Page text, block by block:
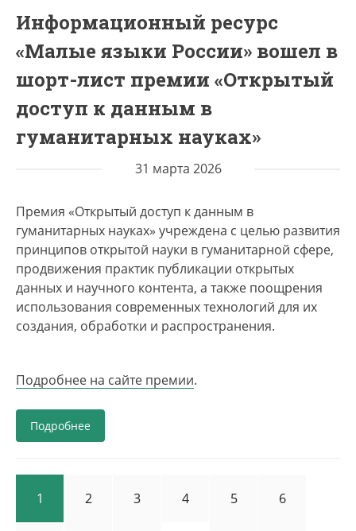
Информационный ресурс
«Малые языки России» вошел в
шорт-лист премии «Открытый
доступ к данным в
гуманитарных науках»
31 марта 2026
Премия «Открытый доступ к данным в
гуманитарных науках» учреждена с целью развития
принципов открытой науки в гуманитарной сфере,
продвижения практик публикации открытых
данных и научного контента, а также поощрения
использования современных технологий для их
создания, обработки и распространения.
Подробнее на сайте премии.
Подробнее
Нумерация
страниц
Page
1 Page
2 Page
3 Page
4 Page
5 Page
6